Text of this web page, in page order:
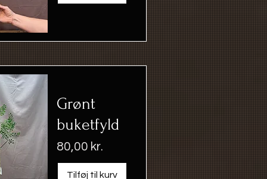
Grønt
buketfyld
Pris
80,00 kr.
Tilføj til kurv